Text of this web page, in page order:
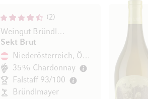
2
Weingut Bründlmayer
Sekt Brut
Niederösterreich, Österreich
35% Chardonnay
Falstaff 93/100
Bründlmayer